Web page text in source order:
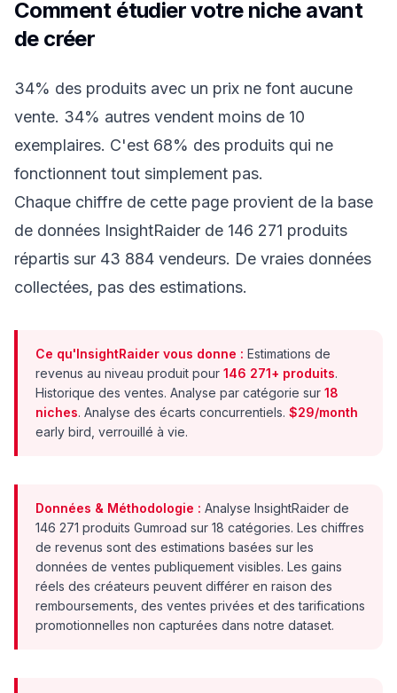
Comment étudier votre niche avant
de créer
34% des produits avec un prix ne font aucune
vente. 34% autres vendent moins de 10
exemplaires. C'est 68% des produits qui ne
fonctionnent tout simplement pas.
Chaque chiffre de cette page provient de la base
de données InsightRaider de 146 271 produits
répartis sur 43 884 vendeurs. De vraies données
collectées, pas des estimations.
Ce qu'InsightRaider vous donne : Estimations de
revenus au niveau produit pour 146 271+ produits.
Historique des ventes. Analyse par catégorie sur 18
niches. Analyse des écarts concurrentiels. $29/month
early bird, verrouillé à vie.
Données & Méthodologie : Analyse InsightRaider de
146 271 produits Gumroad sur 18 catégories. Les chiffres
de revenus sont des estimations basées sur les
données de ventes publiquement visibles. Les gains
réels des créateurs peuvent différer en raison des
remboursements, des ventes privées et des tarifications
promotionnelles non capturées dans notre dataset.